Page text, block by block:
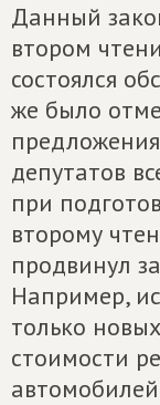
Данный
втором
состоялся
же было
депутатов
при
второму
продвинул
Например,
только
стоимости